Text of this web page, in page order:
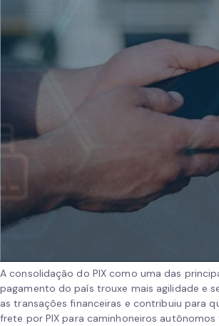
A consolidação do PIX como uma das
pagamento do país trouxe mais agilidade e
as transações financeiras e contribuiu para
frete por PIX para caminhoneiros